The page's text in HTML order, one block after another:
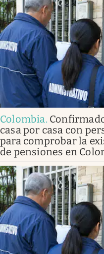
Colombia.
casa por casa con
para comprobar la
de pensiones en